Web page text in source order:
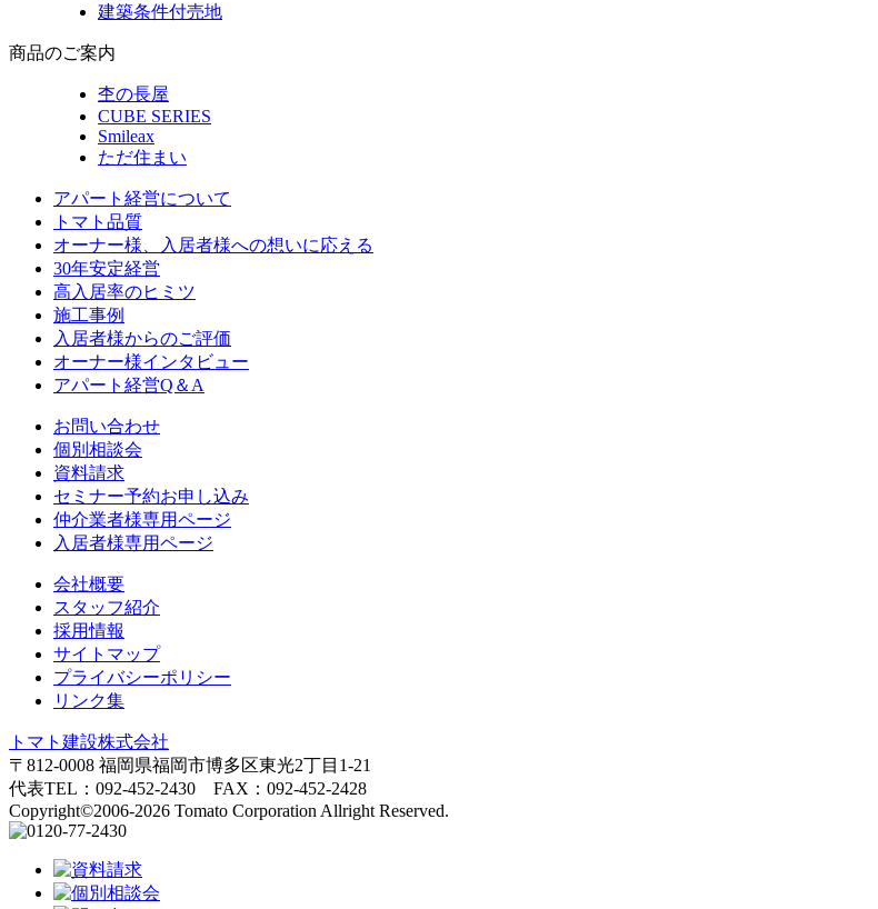
建築条件付売地
商品のご案内
杢の長屋
CUBE SERIES
Smileax
ただ住まい
アパート経営について
トマト品質
オーナー様、入居者様への想いに応える
30年安定経営
高入居率のヒミツ
施工事例
入居者様からのご評価
オーナー様インタビュー
アパート経営Q＆A
お問い合わせ
個別相談会
資料請求
セミナー予約お申し込み
仲介業者様専用ページ
入居者様専用ページ
会社概要
スタッフ紹介
採用情報
サイトマップ
プライバシーポリシー
リンク集
トマト建設株式会社
〒812-0008 福岡県福岡市博多区東光2丁目1-21
代表TEL：092-452-2430 FAX：092-452-2428
Copyright©2006-2026 Tomato Corporation Allright Reserved.